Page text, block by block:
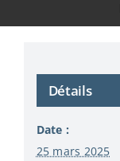
Détails
Date :
25 mars 2025